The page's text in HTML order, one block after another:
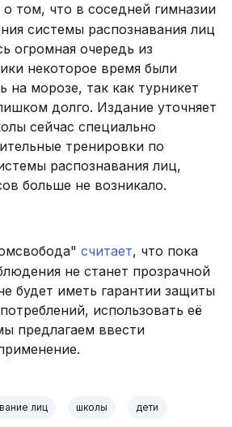
о том, что в соседней гимназии
системы распознавания лиц
огромная очередь из
некоторое время были
на морозе, так как турникет
долго. Издание уточняет
сейчас специально
тренировки по
распознавания лиц,
больше не возникало.
считает, что пока
не станет прозрачной
будет иметь гарантии защиты
использовать её
предлагаем ввести
лиц школы дети